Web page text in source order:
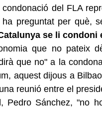
del FLA
preguntat per què,
se li condoni
que no pateix
que no" a la
aquest dijous a
reunió entre el
Pedro Sánchez, "no